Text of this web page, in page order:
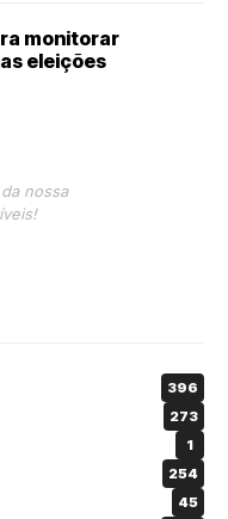
monitorar
eleições
nossa
396
273
1
254
45